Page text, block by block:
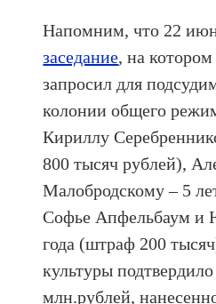
Напомним, что 22
заседание, на
запросил для
колонии общего
Кириллу
800 тысяч рублей),
Малобродскому – 5
Софье Апфельбаум
года (штраф 200
культуры
млн.рублей,